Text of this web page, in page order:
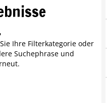
Ihre Filterkategorie oder
Suchephrase und